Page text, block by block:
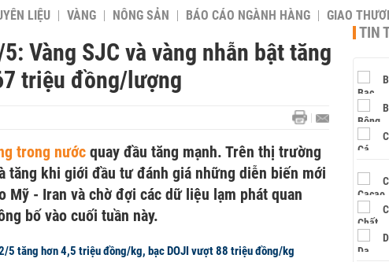
LIỆU VÀNG NÔNG SẢN BÁO CÁO NGÀNH HÀNG GIAO
Vàng SJC và vàng nhẫn bật tăng
triệu đồng/lượng
trong nước quay đầu tăng mạnh. Trên thị trường
tăng khi giới đầu tư đánh giá những diễn biến mới
Mỹ - Iran và chờ đợi các dữ liệu lạm phát quan
bố vào cuối tuần này.
5 tăng hơn 4,5 triệu đồng/kg, bạc DOJI vượt 88 triệu đồng/kg
TIN